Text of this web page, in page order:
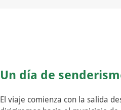
Un día de
El viaje comienza con la salida